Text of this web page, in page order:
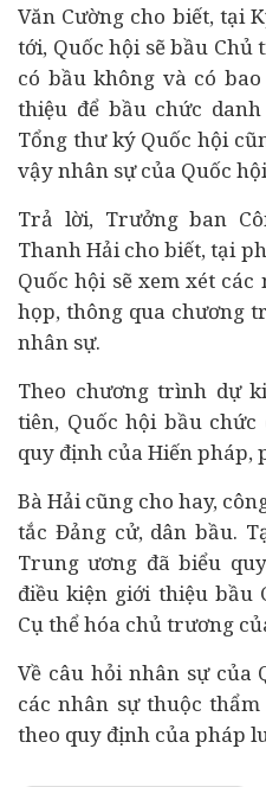
Văn Cường cho biết, tại
tới, Quốc hội sẽ bầu
có bầu không và có
thiệu để bầu chức
Tổng thư ký Quốc hội
vậy nhân sự của Quốc
Trả lời, Trưởng ban
Thanh Hải cho biết, tại
Quốc hội sẽ xem xét
họp, thông qua chương
nhân sự.
Theo chương trình dự
tiên, Quốc hội bầu
quy định của Hiến pháp,
Bà Hải cũng cho hay,
tắc Đảng cử, dân bầu.
Trung ương đã biểu
điều kiện giới thiệu bầu
Cụ thể hóa chủ trương
Về câu hỏi nhân sự của
các nhân sự thuộc
theo quy định của pháp